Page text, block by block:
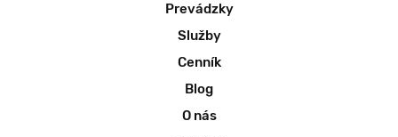
Prevádzky
Služby
Cenník
Blog
O nás